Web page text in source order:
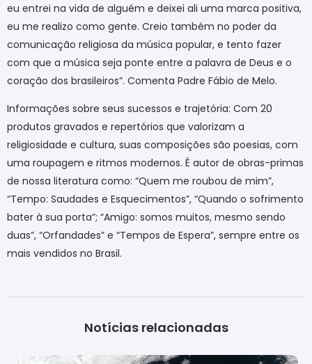
eu entrei na vida de alguém e deixei ali uma marca positiva,
eu me realizo como gente. Creio também no poder da
comunicação religiosa da música popular, e tento fazer
com que a música seja ponte entre a palavra de Deus e o
coração dos brasileiros”. Comenta Padre Fábio de Melo.
Informações sobre seus sucessos e trajetória: Com 20
produtos gravados e repertórios que valorizam a
religiosidade e cultura, suas composições são poesias, com
uma roupagem e ritmos modernos. É autor de obras-primas
de nossa literatura como: “Quem me roubou de mim”,
“Tempo: Saudades e Esquecimentos”, “Quando o sofrimento
bater à sua porta”; “Amigo: somos muitos, mesmo sendo
duas”, “Orfandades” e “Tempos de Espera”, sempre entre os
mais vendidos no Brasil.
Notícias relacionadas